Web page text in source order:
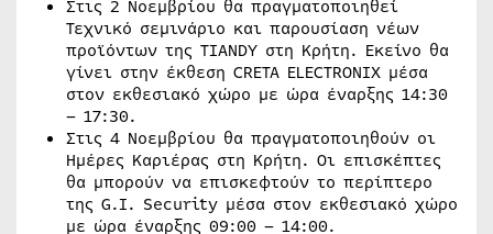
Στις 2 Νοεμβρίου θα πραγματοποιηθεί
Τεχνικό σεμινάριο και παρουσίαση νέων
προϊόντων της TIANDY στη Κρήτη. Εκείνo θα
γίνει στην έκθεση CRETA ELECTRONIX μέσα
στον εκθεσιακό χώρο με ώρα έναρξης 14:30
– 17:30.
Στις 4 Νοεμβρίου θα πραγματοποιηθούν οι
Ημέρες Καριέρας στη Κρήτη. Οι επισκέπτες
θα μπορούν να επισκεφτούν το περίπτερο
της G.I. Security μέσα στον εκθεσιακό χώρο
με ώρα έναρξης 09:00 – 14:00.